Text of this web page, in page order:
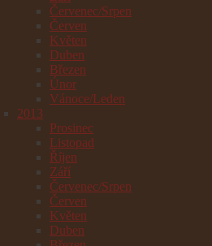
Červenec/Srpen
Červen
Květen
Duben
Březen
Únor
Vánoce/Leden
2013
Prosinec
Listopad
Říjen
Září
Červenec/Srpen
Červen
Květen
Duben